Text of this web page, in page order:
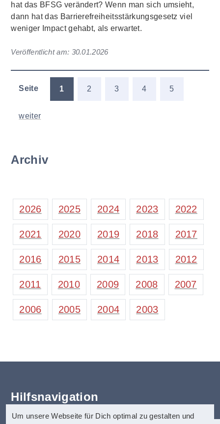
hat das BFSG verändert? Wenn man sich umsieht,
dann hat das Barrierefreiheitsstärkungsgesetz viel
weniger Impact gehabt, als erwartet.
Veröffentlicht am: 30.01.2026
Seite 1 2 3 4 5
weiter
Archiv
2026 2025 2024 2023 2022
2021 2020 2019 2018 2017
2016 2015 2014 2013 2012
2011 2010 2009 2008 2007
2006 2005 2004 2003
Hilfsnavigation
Erklärung zur Barrierefreiheit
Um unsere Webseite für Dich optimal zu gestalten und